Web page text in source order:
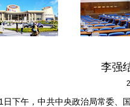
李强
日下午，中共中央政治局常委、